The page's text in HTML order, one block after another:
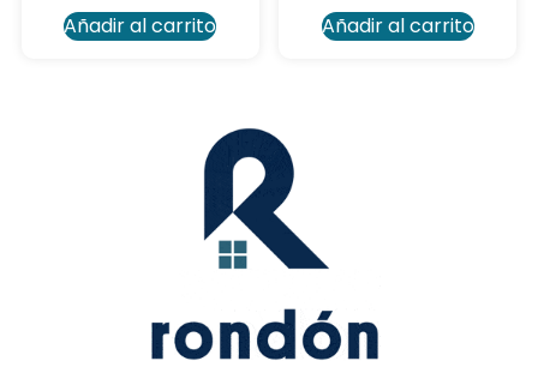
Añadir al carrito
Añadir al carrito